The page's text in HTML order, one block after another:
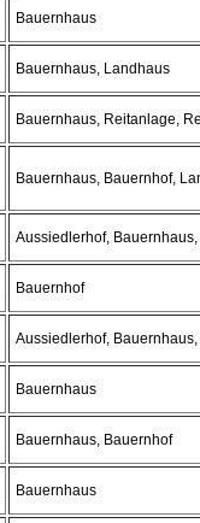
Bauernhaus
Bauernhaus, Landhaus
Bauernhaus, Reitanlage,
Bauernhaus, Bauernhof,
Aussiedlerhof,
Bauernhof
Aussiedlerhof,
Bauernhaus
Bauernhaus, Bauernhof
Bauernhaus